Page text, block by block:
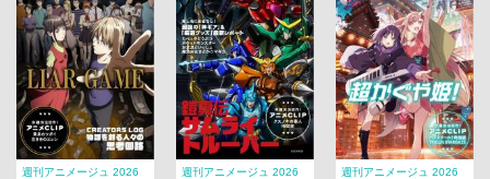
週刊アニメージュ 2026
週刊アニメージュ 2026
週刊アニメージュ 2026